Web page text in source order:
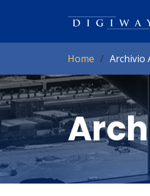
Home Archivio